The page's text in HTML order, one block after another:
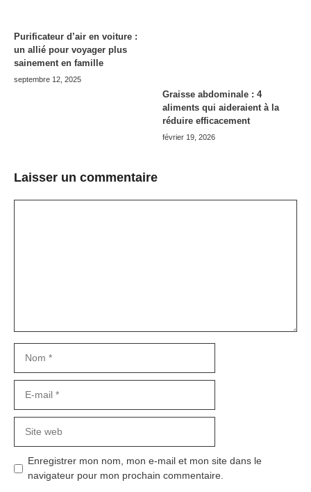
Purificateur d’air en voiture :
un allié pour voyager plus
sainement en famille
septembre 12, 2025
Graisse abdominale : 4
aliments qui aideraient à la
réduire efficacement
février 19, 2026
Laisser un commentaire
mail
web
Enregistrer mon nom, mon e-mail et mon site dans le
navigateur pour mon prochain commentaire.